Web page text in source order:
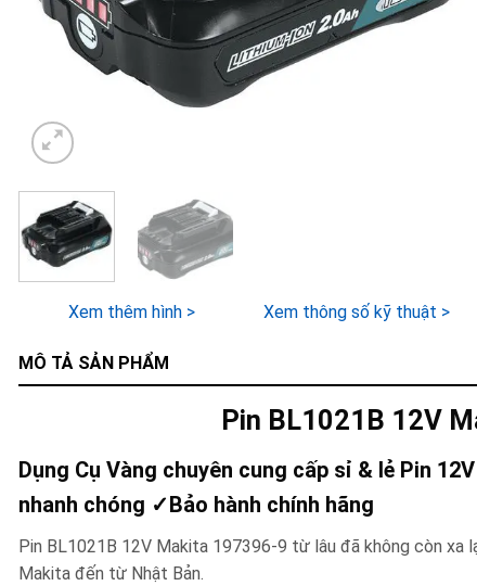
Xem thêm hình > Xem thông số kỹ thuật >
MÔ TẢ SẢN PHẨM
Pin BL1021B 12V
Dụng Cụ Vàng chuyên cung cấp sỉ & lẻ Pin
nhanh chóng ✓Bảo hành chính hãng
Pin BL1021B 12V Makita 197396-9 từ lâu đã không còn
Makita đến từ Nhật Bản.